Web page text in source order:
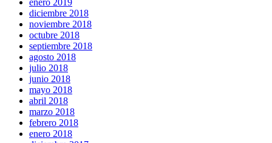
enero 2019
diciembre 2018
noviembre 2018
octubre 2018
septiembre 2018
agosto 2018
julio 2018
junio 2018
mayo 2018
abril 2018
marzo 2018
febrero 2018
enero 2018